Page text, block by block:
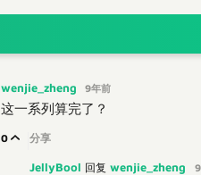
wenjie_zheng 9年前
这一系列算完了？
0 分享
JellyBool 回复 wenjie_zheng